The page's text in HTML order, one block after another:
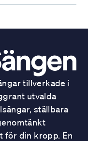
tillverkade i
utvalda
ställbara
för din kropp. En